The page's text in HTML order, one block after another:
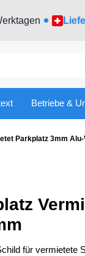
Betriebe &
Parkplatz 3mm Alu-
für vermietete